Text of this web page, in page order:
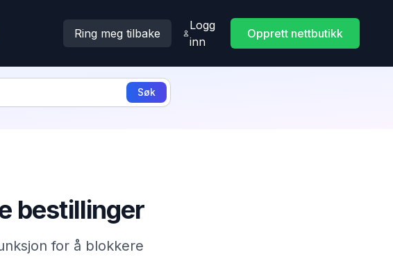
Ring meg tilbake
Logg
inn
Opprett nettbutikk
Søk
bestillinger
for å blokkere